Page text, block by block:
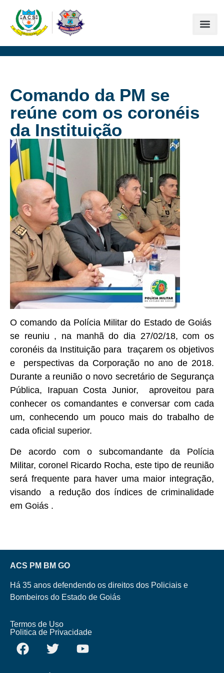
Comando da PM se
reúne com os coronéis
da Instituição
O comando da Polícia Militar do Estado de Goiás
se reuniu , na manhã do dia 27/02/18, com os
coronéis da Instituição para traçarem os objetivos
e perspectivas da Corporação no ano de 2018.
Durante a reunião o novo secretário de Segurança
Pública, Irapuan Costa Junior, aproveitou para
conhecer os comandantes e conversar com cada
um, conhecendo um pouco mais do trabalho de
cada oficial superior.
De acordo com o subcomandante da Polícia
Militar, coronel Ricardo Rocha, este tipo de reunião
será frequente para haver uma maior integração,
visando a redução dos índices de criminalidade
em Goiás .
ACS PM BM GO
Há 35 anos defendendo os direitos dos Policiais e
Bombeiros do Estado de Goiás
Termos de Uso
Politica de Privacidade